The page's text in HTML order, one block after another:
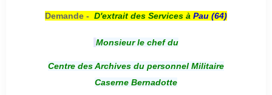
Demande - D'extrait des Services à Pau (64)
Monsieur le chef du
Centre des Archives du personnel Militaire
Caserne Bernadotte